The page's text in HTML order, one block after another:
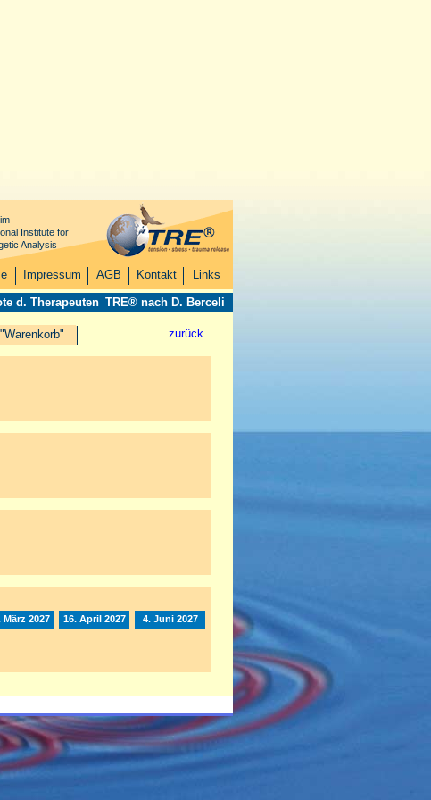
Institute for
Analysis
Impressum AGB Kontakt Links
d. Therapeuten TRE® nach D. Berceli
zurück
"Warenkorb"
März 2027 16. April 2027
4. Juni 2027